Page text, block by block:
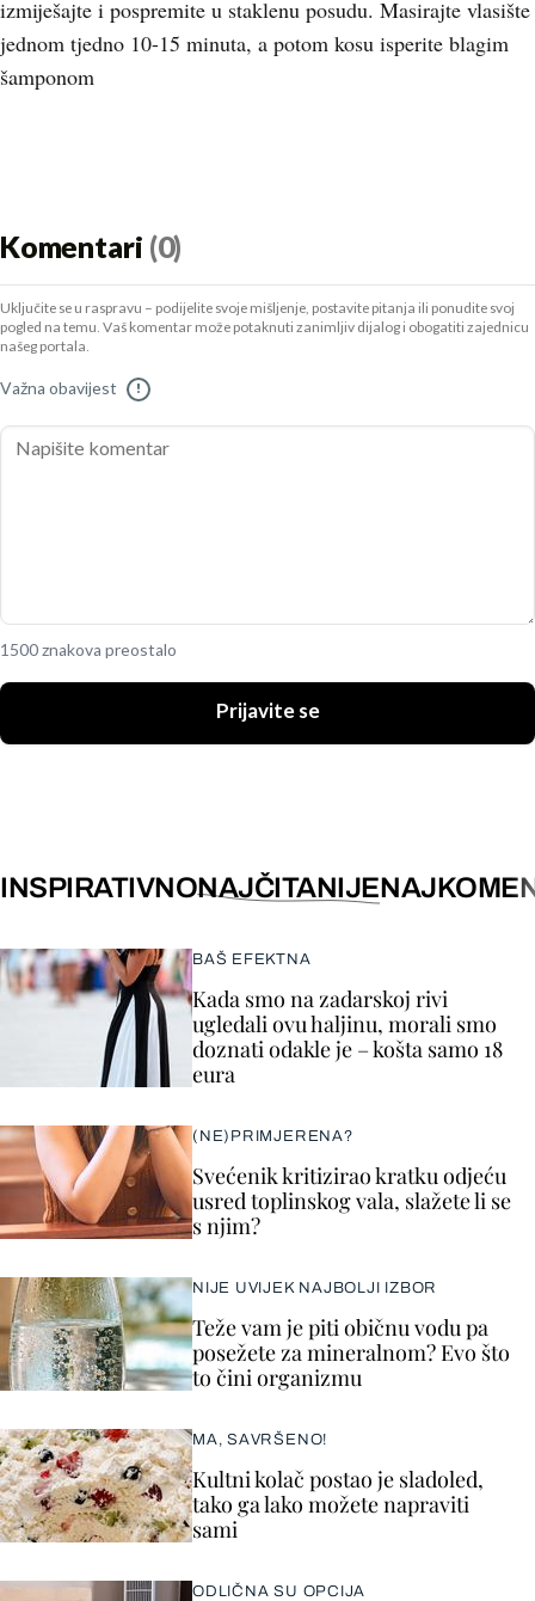
izmiješajte i pospremite u staklenu posudu. Masirajte vlasište
jednom tjedno 10-15 minuta, a potom kosu isperite blagim
šamponom
Komentari (0)
Uključite se u raspravu – podijelite svoje mišljenje, postavite pitanja ili ponudite svoj
pogled na temu. Vaš komentar može potaknuti zanimljiv dijalog i obogatiti zajednicu
našeg portala.
Važna obavijest !
1500 znakova preostalo
Prijavite se
INSPIRATIVNONAJČITANIJE
BAŠ EFEKTNA
Kada smo na zadarskoj rivi
ugledali ovu haljinu, morali smo
doznati odakle je – košta samo 18
eura
(NE)PRIMJERENA?
Svećenik kritizirao kratku odjeću
usred toplinskog vala, slažete li se
s njim?
NIJE UVIJEK NAJBOLJI IZBOR
Teže vam je piti običnu vodu pa
posežete za mineralnom? Evo što
to čini organizmu
MA, SAVRŠENO!
Kultni kolač postao je sladoled,
tako ga lako možete napraviti
sami
ODLIČNA SU OPCIJA